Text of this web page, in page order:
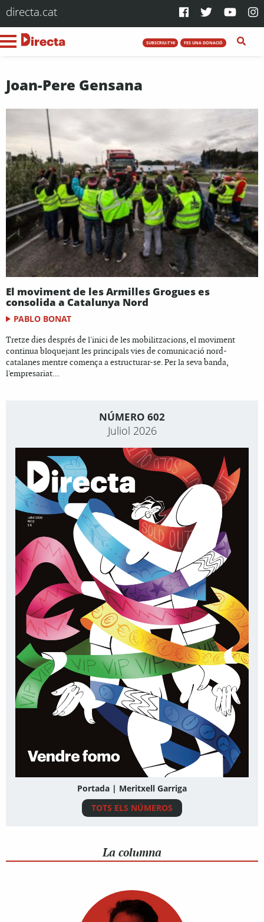
directa.cat
SUBSCRIU-T'HI FES UNA DONACIÓ
Joan-Pere Gensana
El moviment de les Armilles Grogues es
consolida a Catalunya Nord
PABLO BONAT
Tretze dies després de l'inici de les mobilitzacions, el moviment
continua bloquejant les principals vies de comunicació nord-
catalanes mentre comença a estructurar-se. Per la seva banda,
l'empresariat...
NÚMERO 602
Juliol 2026
Portada | Meritxell Garriga
TOTS ELS NÚMEROS
La columna